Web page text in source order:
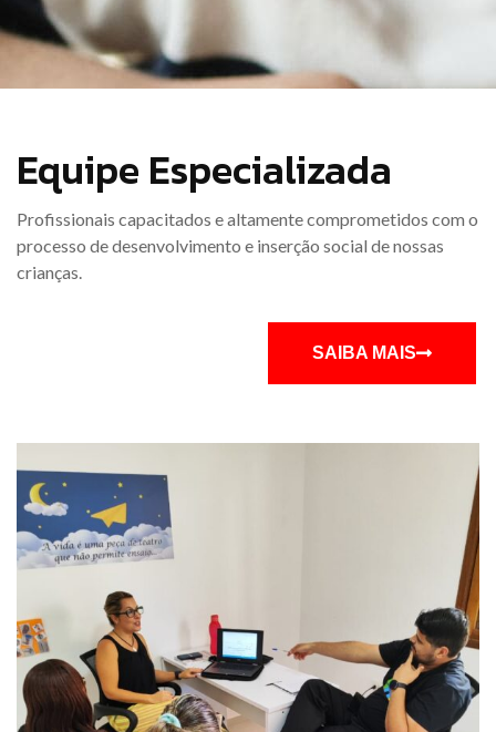
Equipe Especializada
Profissionais capacitados e altamente comprometidos com o
processo de desenvolvimento e inserção social de nossas
crianças.
SAIBA MAIS